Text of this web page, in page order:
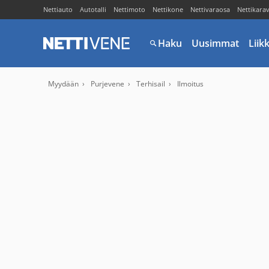
Nettiauto Autotalli Nettimoto Nettikone Nettivaraosa
Haku Uusimmat
Myydään Purjevene Terhisail Ilmoitus